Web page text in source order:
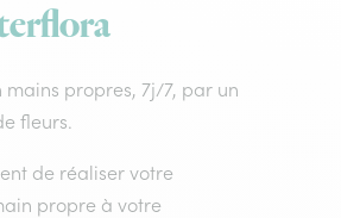
propres, 7j/7, par un
fleurs.
de réaliser votre
propre à votre